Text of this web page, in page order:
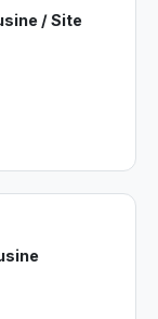
/ Site